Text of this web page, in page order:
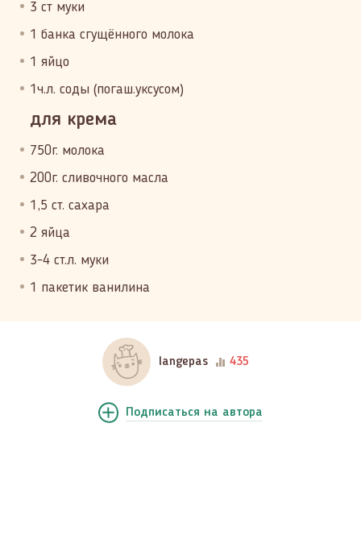
3 ст муки
1 банка сгущённого молока
1 яйцо
1ч.л. соды (погаш.уксусом)
для крема
750г. молока
200г. сливочного масла
1,5 ст. сахара
2 яйца
3-4 ст.л. муки
1 пакетик ванилина
langepas 435
Подписаться на автора